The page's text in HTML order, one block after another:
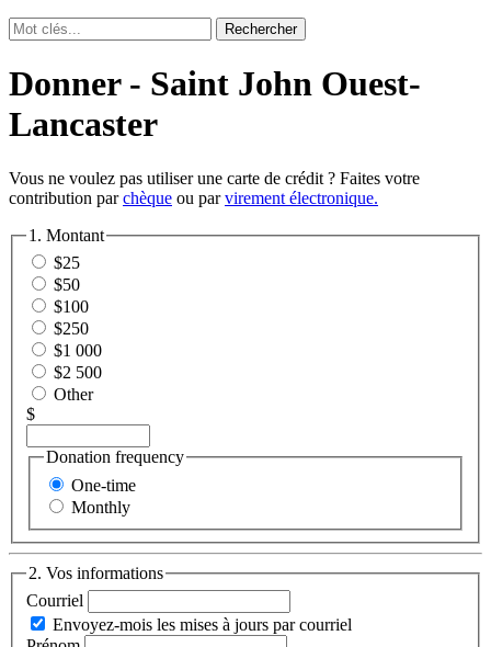
Donner - Saint John Ouest-
Lancaster
Vous ne voulez pas utiliser une carte de crédit ? Faites votre
contribution parchèque ou parvirement électronique.
1. Montant
$25
$50
$100
$250
$1 000
$2 500
Other
$
Donation frequency
One-time
Monthly
2. Vos informations
Courriel
Envoyez-mois les mises à jours par courriel